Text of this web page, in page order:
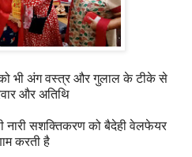
को भी अंग वस्त्र और गुलाल के टीके से
और अतिथि
नारी सशक्तिकरण को बैदेही वेलफेयर
करती है